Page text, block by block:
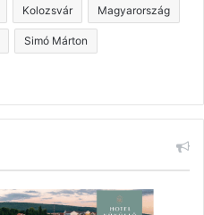
Kolozsvár Magyarország
Simó Márton